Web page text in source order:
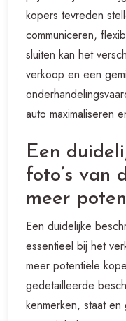
kopers tevreden
communiceren,
sluiten kan het
verkoop en een
auto maximaliseren
Een
foto’s van
meer
Een duidelijke
essentieel bij het
meer potentiële
gedetailleerde
kenmerken, staat